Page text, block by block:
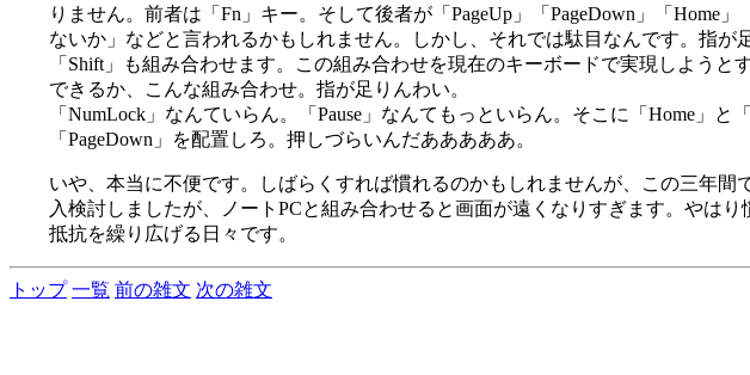
りません。前者は「Fn」キー。そして後者が「PageUp」「PageDown」「Home
ないか」などと言われるかもしれません。しかし、それでは駄目なんです。指
「Shift」も組み合わせます。この組み合わせを現在のキーボードで実現しよう
できるか、こんな組み合わせ。指が足りんわい。
「NumLock」なんていらん。「Pause」なんてもっといらん。そこに「Home」
「PageDown」を配置しろ。押しづらいんだあああああ。
いや、本当に不便です。しばらくすれば慣れるのかもしれませんが、この三年
入検討しましたが、ノートPCと組み合わせると画面が遠くなりすぎます。やは
抵抗を繰り広げる日々です。
トップ 一覧 前の雑文 次の雑文